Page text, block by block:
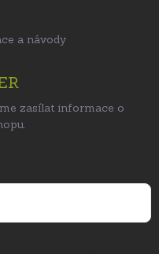
a návody
zasílat informace o